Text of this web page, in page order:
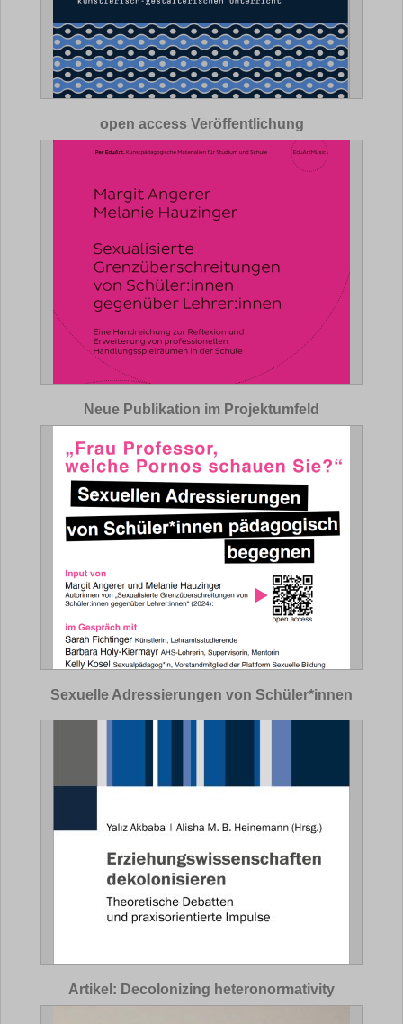
open access Veröffentlichung
Neue Publikation im Projektumfeld
Sexuelle Adressierungen von Schüler*innen
Artikel: Decolonizing heteronormativity